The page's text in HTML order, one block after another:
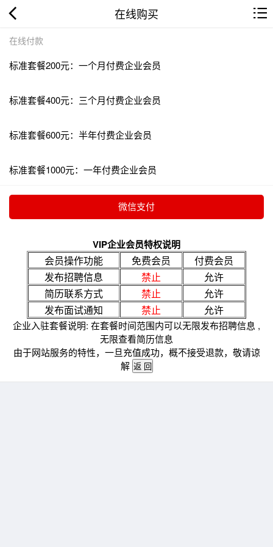
在线购买
在线付款
标准套餐200元：一个月付费企业会员
标准套餐400元：三个月付费企业会员
标准套餐600元：半年付费企业会员
标准套餐1000元：一年付费企业会员
VIP企业会员特权说明
会员操作功能 免费会员
付费会员
发布招聘信息
禁止
允许
简历联系方式
禁止
允许
发布面试通知
禁止 允许
企业入驻套餐说明: 在套餐时间范围内可以无限发布招聘信息 ,
无限查看简历信息
由于网站服务的特性，一旦充值成功，概不接受退款，敬请谅
解